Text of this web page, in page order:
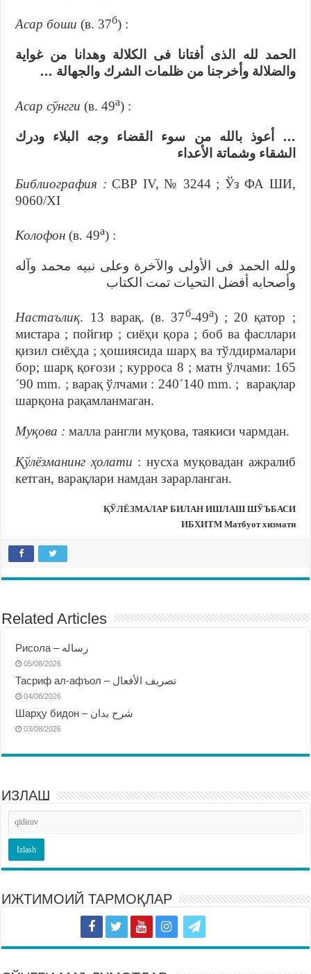
Асар боши (в. 37б) :
الحمد لله الذى أفتانا فى الكلالة وهدانا من غواية
والضلالة وأخرجنا من ظلمات الشرك والجهالة …
Асар сўнгги (в. 49а) :
… أعوذ بالله من سوء القضاء وجه البلاء ودرك
الشقاء وشماتة الأعداء
Библиография : СВР IV, № 3244 ; Ўз ФА ШИ,
9060/XI
Колофон(в. 49а) :
ولله الحمد فى الأولى والآخرة وعلى نبيه محمد وآله
وأصحابه أفضل التحيات تمت الكتاب
Настаълиқ. 13 варақ. (в. 37б-49а) ; 20 қатор ;
мистара ; пойгир ; сиёҳи қора ; боб ва фасллари
қизил сиёҳда ; ҳошиясида шарҳ ва тўлдирмалари
бор; шарқ қоғози ; курроса 8 ; матн ўлчами: 165
´90 mm. ; варақ ўлчами : 240´140 mm. ; варақлар
шарқона рақамланмаган.
Муқова :малла рангли муқова, таякиси чармдан.
Қўлёзманинг ҳолати : нусха муқовадан ажралиб
кетган, варақлари намдан зарарланган.
ҚЎЛЁЗМАЛАР БИЛАН ИШЛАШ ШЎЪБАСИ
ИБХИТМ Матбуот хизмати
Related Articles
Рисола – رساله
05/08/2026
Тасриф ал-афъол – تصريف الأفعال
04/08/2026
Шарҳу бидон – شرح بدان
03/08/2026
ИЗЛАШ
ИЖТИМОИЙ ТАРМОҚЛАР